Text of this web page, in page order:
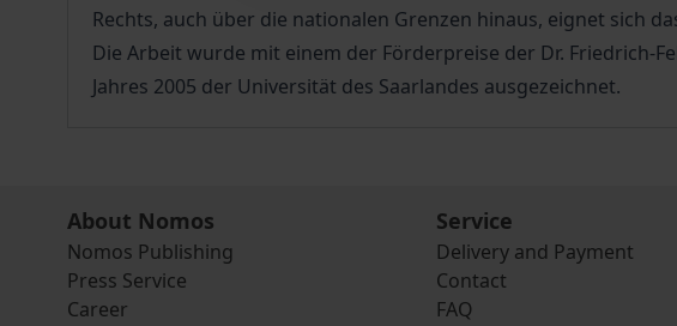
Rechts, auch über die nationalen Grenzen hinaus, eignet sich
Die Arbeit wurde mit einem der Förderpreise der Dr.
Jahres 2005 der Universität des Saarlandes ausgezeichnet.
About Nomos
Nomos Publishing
Press Service
Career
Service
Delivery and Payment
Contact
FAQ